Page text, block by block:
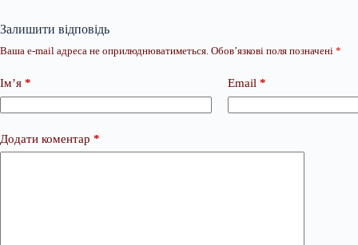
Залишити відповідь
Ваша e-mail адреса не оприлюднюватиметься. Обов’язкові поля позначені *
Ім’я * Email *
Додати коментар *